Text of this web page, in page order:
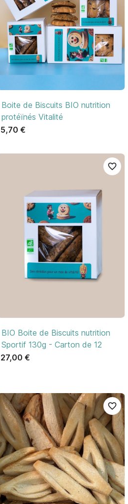
Aperçu rapide
Boite de Biscuits BIO nutrition
protéïnés Vitalité
5,70 €
Aperçu rapide
favorite_border
BIO Boite de Biscuits nutrition
Sportif 130g - Carton de 12
27,00 €
favorite_border